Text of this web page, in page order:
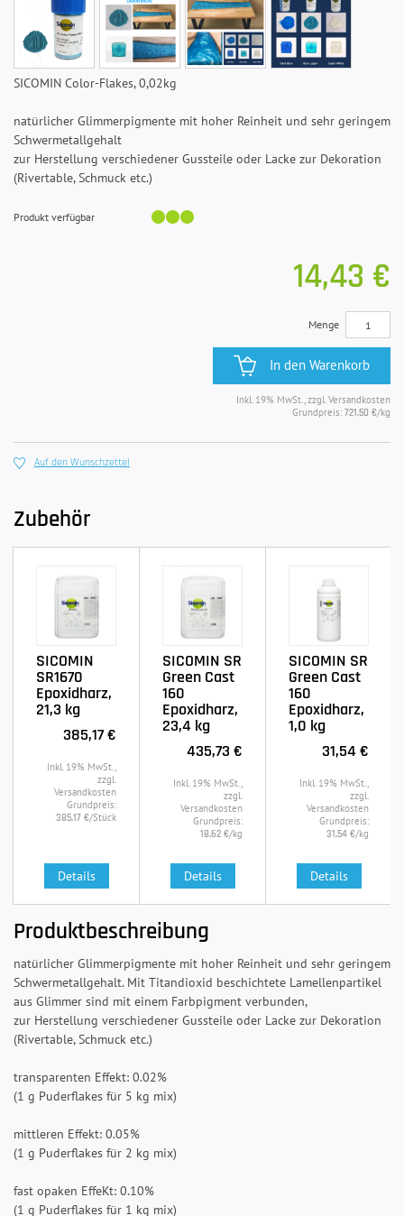
SICOMIN Color-Flakes, 0,02kg
natürlicher Glimmerpigmente mit hoher Reinheit und sehr geringem
Schwermetallgehalt
zur Herstellung verschiedener Gussteile oder Lacke zur Dekoration
(Rivertable, Schmuck etc.)
Produkt verfügbar
14,43 €
Menge
In den Warenkorb
Inkl. 19% MwSt., zzgl. Versandkosten
Grundpreis: 721,50 €/kg
Auf den Wunschzettel
Zubehör
SICOMIN
SR1670
Epoxidharz,
21,3 kg
385,17 €
Inkl. 19% MwSt.,
zzgl.
Versandkosten
Grundpreis:
385,17 €/Stück
Details
SICOMIN SR
Green Cast
160
Epoxidharz,
23,4 kg
435,73 €
Inkl. 19% MwSt.,
zzgl.
Versandkosten
Grundpreis:
18,62 €/kg
Details
SICOMIN SR
Green Cast
160
Epoxidharz,
1,0 kg
31,54 €
Inkl. 19% MwSt.,
zzgl.
Versandkosten
Grundpreis:
31,54 €/kg
Details
Produktbeschreibung
natürlicher Glimmerpigmente mit hoher Reinheit und sehr geringem
Schwermetallgehalt. Mit Titandioxid beschichtete Lamellenpartikel
aus Glimmer sind mit einem Farbpigment verbunden,
zur Herstellung verschiedener Gussteile oder Lacke zur Dekoration
(Rivertable, Schmuck etc.)
transparenten Effekt: 0.02%
(1 g Puderflakes für 5 kg mix)
mittleren Effekt: 0.05%
(1 g Puderflakes für 2 kg mix)
fast opaken EffeKt: 0.10%
(1 g Puderflakes für 1 kg mix)